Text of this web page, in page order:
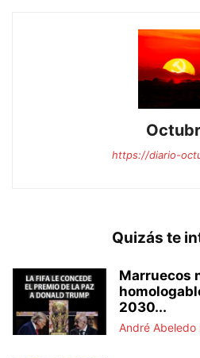
https://diario-
Quizás te
Marruecos
2030...
André Abeledo